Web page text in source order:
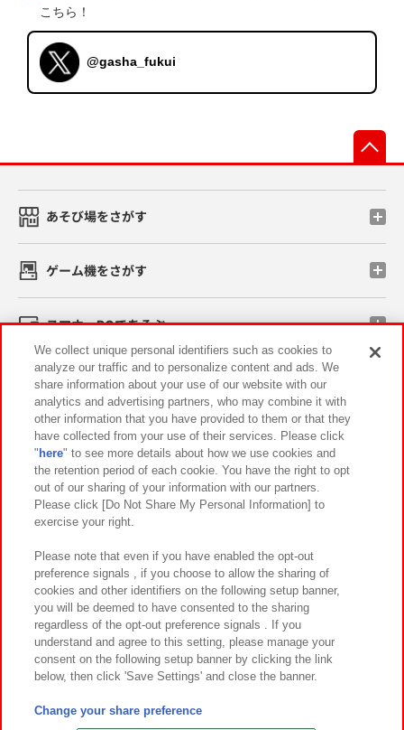
こちら！
@gasha_fukui
あそび場をさがす
ゲーム機をさがす
スマホ・PCであそぶ
イベント・キャンペーン
関連会社 サステナビリティ サイトポリシー
プライバシーポリシー ウェブアクセシビリティ方針と検証結果
お取引先さまとともに
カスタマーハラスメント対応方針 よくあるご質問・お問い合わせ
©Bandai Namco Amusement Inc.
©Bandai Namco Amusement Lab Inc.
We collect unique personal identifiers such as cookies to
analyze our traffic and to personalize content and ads. We
share information about your use of our website with our
analytics and advertising partners, who may combine it with
other information that you have provided to them or that they
have collected from your use of their services. Please click
" here" to see more details about how we use cookies and
the retention period of each cookie. You have the right to opt
out of our sharing of your information with our partners.
Please click [Do Not Share My Personal Information] to
exercise your right.
Please note that even if you have enabled the opt-out
preference signals , if you choose to allow the sharing of
cookies and other identifiers on the following setup banner,
you will be deemed to have consented to the sharing
regardless of the opt-out preference signals . If you
understand and agree to this setting, please manage your
consent on the following setup banner by clicking the link
below, then click 'Save Settings' and close the banner.
Change your share preference